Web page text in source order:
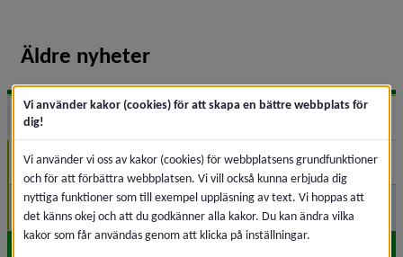
Äldre nyheter
2025
Oktober (1)
Augusti (1)
Vi använder kakor (cookies) för att skapa en bättre webbplats för
dig!
Vi använder vi oss av kakor (cookies) för webbplatsens grundfunktioner
och för att förbättra webbplatsen. Vi vill också kunna erbjuda dig
nyttiga funktioner som till exempel uppläsning av text. Vi hoppas att
det känns okej och att du godkänner alla kakor. Du kan ändra vilka
kakor som får användas genom att klicka på inställningar.